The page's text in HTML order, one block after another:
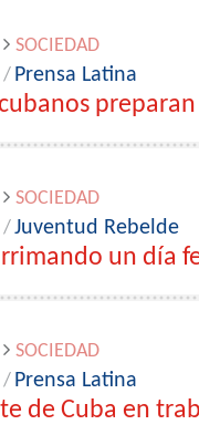
SOCIEDAD
/ Prensa Latina
SOCIEDAD
/Juventud Rebelde
un día
SOCIEDAD
/ Prensa Latina
de Cuba en